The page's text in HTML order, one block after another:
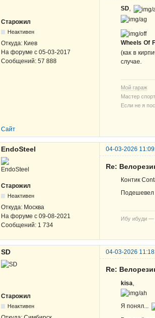
Старожил
Неактивен
Откуда: Киев
На форуме с 05-03-2017
Сообщений: 57 888
SD,
Wheels Of
(как в
случае.
Мой гараж
Мастер
Если не я
Сайт
EndoSteel 04-03-2026
Старожил
Неактивен
Откуда: Москва
На форуме с 09-08-2021
Сообщений: 1 734
Re:
Контик
Подешевел
Ибу ибуди —
SD 04-03-2026
Старожил
Неактивен
Re:
kisa
Я понял...